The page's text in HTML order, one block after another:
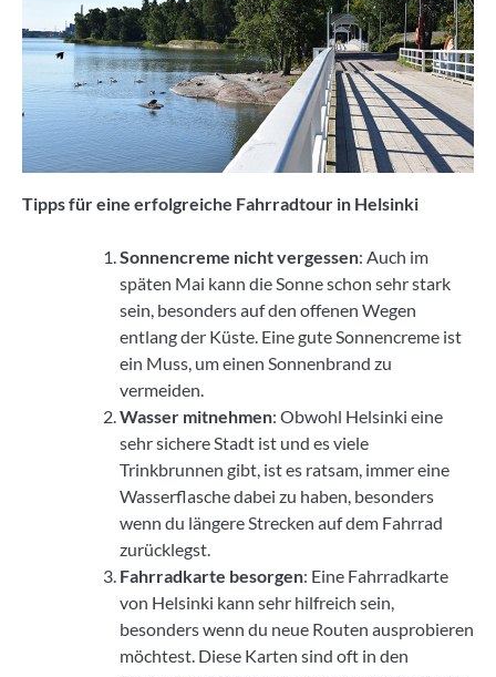
Tipps für eine erfolgreiche Fahrradtour in Helsinki
Sonnencreme nicht vergessen: Auch im
späten Mai kann die Sonne schon sehr stark
sein, besonders auf den offenen Wegen
entlang der Küste. Eine gute Sonnencreme ist
ein Muss, um einen Sonnenbrand zu
vermeiden.
Wasser mitnehmen: Obwohl Helsinki eine
sehr sichere Stadt ist und es viele
Trinkbrunnen gibt, ist es ratsam, immer eine
Wasserflasche dabei zu haben, besonders
wenn du längere Strecken auf dem Fahrrad
zurücklegst.
Fahrradkarte besorgen: Eine Fahrradkarte
von Helsinki kann sehr hilfreich sein,
besonders wenn du neue Routen ausprobieren
möchtest. Diese Karten sind oft in den